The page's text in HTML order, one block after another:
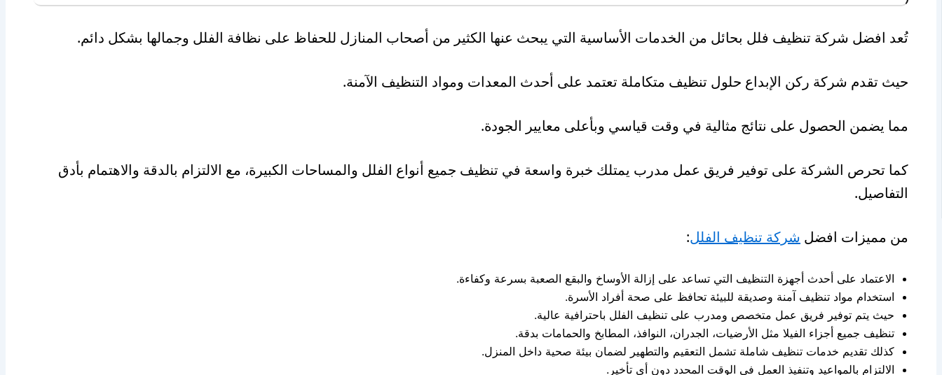
تُعد افضل شركة تنظيف فلل بحائل من الخدمات الأساسية التي يبحث عنها الكثير من أصحاب المنازل للحفاظ على نظافة الفلل وجمالها بشكل دائم.
حيث تقدم شركة ركن الإبداع حلول تنظيف متكاملة تعتمد على أحدث المعدات ومواد التنظيف الآمنة.
مما يضمن الحصول على نتائج مثالية في وقت قياسي وبأعلى معايير الجودة.
كما تحرص الشركة على توفير فريق عمل مدرب يمتلك خبرة واسعة في تنظيف جميع أنواع الفلل والمساحات الكبيرة، مع الالتزام بالدقة والاهتمام بأدق
التفاصيل.
من مميزات افضل شركة تنظيف الفلل:
الاعتماد على أحدث أجهزة التنظيف التي تساعد على إزالة الأوساخ والبقع الصعبة بسرعة وكفاءة.
استخدام مواد تنظيف آمنة وصديقة للبيئة تحافظ على صحة أفراد الأسرة.
حيث يتم توفير فريق عمل متخصص ومدرب على تنظيف الفلل باحترافية عالية.
تنظيف جميع أجزاء الفيلا مثل الأرضيات، الجدران، النوافذ، المطابخ والحمامات بدقة.
كذلك تقديم خدمات تنظيف شاملة تشمل التعقيم والتطهير لضمان بيئة صحية داخل المنزل.
الالتزام بالمواعيد وتنفيذ العمل في الوقت المحدد دون أي تأخير.